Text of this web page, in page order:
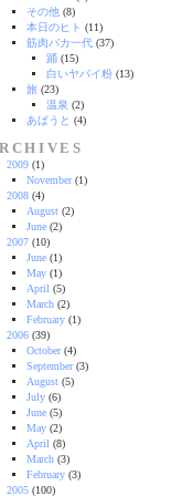
その他(8)
本日のヒト (11)
筋肉バカ一代(37)
踊(15)
白いヤバイ粉(13)
旅(23)
温泉 (2)
あばうと (4)
2009(1)
November(1)
2008(4)
August(2)
June(2)
2007(10)
June(1)
May(1)
April (5)
March(2)
February(1)
2006(39)
October(4)
September(3)
August(5)
July(6)
June(5)
May(2)
April (8)
March(3)
February(3)
2005(100)